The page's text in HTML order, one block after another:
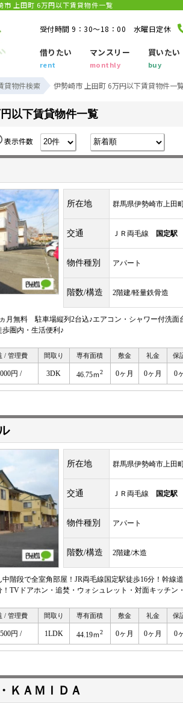
市 上田町 6万円以下賃貸物件一覧
受付時間 9：30～18：00 水曜日定休
借りたい
rent
マンスリー
monthly
買いたい
buy
貸物件検索 伊勢崎市 上田町 6万円以下賃貸物件一
以下賃貸物件一覧
表示件数
所在地 群馬県伊勢崎市上田
交通 ＪＲ両毛線 国定駅
物件種別 アパート
階数/構造 2階建/軽量鉄骨造
無料 駐車場縦列2台込♪エアコン・シャワー付洗面
圏内・生活便利♪
/ 管理費 間取り 専有面積 敷金 礼金 保
円 / 3DK 46.75ｍ2 0ヶ月 0ヶ月 0
所在地 群馬県伊勢崎市上田
交通 ＪＲ両毛線 国定駅
物件種別 アパート
階数/構造 2階建/木造
階段で全室角部屋！JR両毛線国定駅徒歩16分！幹線
TVドアホン・追焚・ウォシュレット・対面キッチン
/ 管理費 間取り 専有面積 敷金 礼金 保
円 / 1LDK 44.19ｍ2 0ヶ月 0ヶ月 0
ＫＡＭＩＤＡ